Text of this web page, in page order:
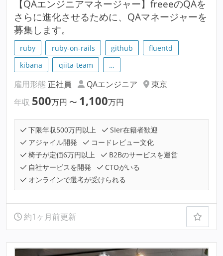
【QAエンジニアマネージャー】freeeのQAを
さらに進化させるために、QAマネージャーを
募集します。
ruby ruby-on-rails github
fluentd
kibana
qiita-team …
雇用形態 正社員 QAエンジニア
東京
年収 500万円 〜 1,100万円
下限年収500万円以上
SIer在籍者歓迎
アジャイル開発
コードレビュー文化
椅子が定価6万円以上
B2Bのサービスを運営
自社サービスを開発
CTOがいる
オンラインで選考が受けられる
約1ヶ月前更新